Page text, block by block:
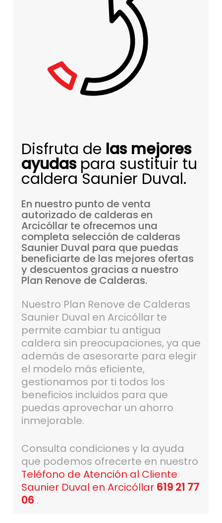
Disfruta de las mejores
ayudaspara sustituir tu
caldera Saunier Duval.
En nuestro punto deventa
autorizado de calderas en
Arcicóllar te ofrecemos una
completa selección de calderas
Saunier Duval para que puedas
beneficiarte de las mejores ofertas
y descuentos gracias a nuestro
Plan Renove de Calderas.
Nuestro Plan Renove de Calderas
Saunier Duval en Arcicóllar te
permite cambiar tu antigua
caldera sin preocupaciones, ya que
además de asesorarte para elegir
el modelo más eficiente,
gestionamos por ti todos los
beneficios incluidos para que
puedas aprovechar un ahorro
inmejorable.
Consulta condiciones y la ayuda
que podemos ofrecerte en nuestro
Teléfono de Atención al Cliente
Saunier Duval en Arcicóllar619 21 77
06 .